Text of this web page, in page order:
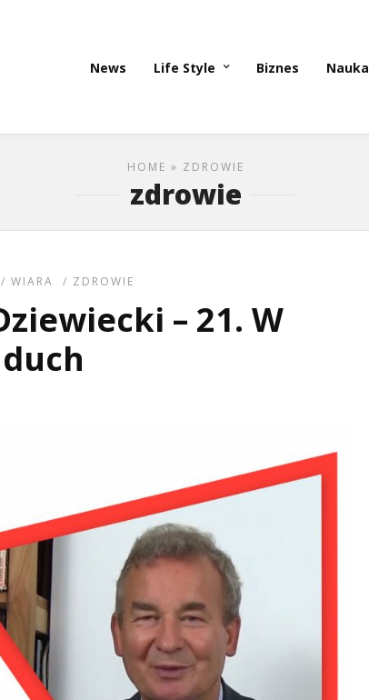
News Life Style Biznes Nauka
HOME » ZDROWIE
zdrowie
/ WIARA / ZDROWIE
– 21. W